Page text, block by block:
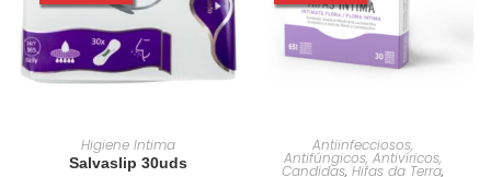
AÑADIR AL CARRITO
Higiene Intima
Salvaslip 30uds
AÑADIR AL CARRITO
Antiinfecciosos,
Antifúngicos, Antivíricos,
Candidas, Hifas da Terra,